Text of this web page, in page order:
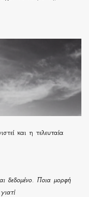
και η τελευταία
δεδομένο. Ποια μορφή